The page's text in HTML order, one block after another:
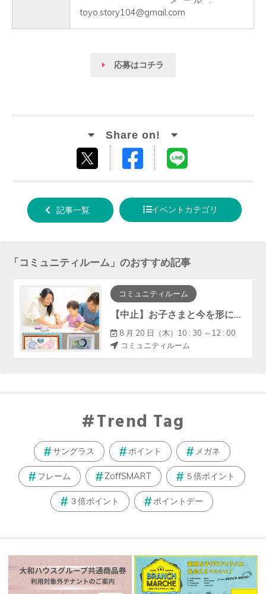
toyo.story104@gmail.com
応募はコチラ
する
Facebook
る
記事一覧 イベントカテゴリ
「コミュニティルーム 」のおすすめ記事
コミュニティルーム
【中止】お子さまと今を形に『手形アート・ﾌｧｰｽﾄｶｯﾄｱｰﾄ』
8 月 20 日（木）10 : 30 ～12 : 00
コミュニティルーム
Trend Tag
サングラス ポイント メガネ
フレーム ZoffSMART ５倍ポイント
３倍ポイント ポイントデー